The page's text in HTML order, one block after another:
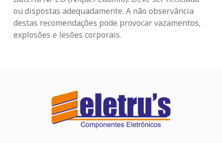
ou dispostas adequadamente. A não observância
destas recomendações pode provocar vazamentos,
explosões e lesões corporais.